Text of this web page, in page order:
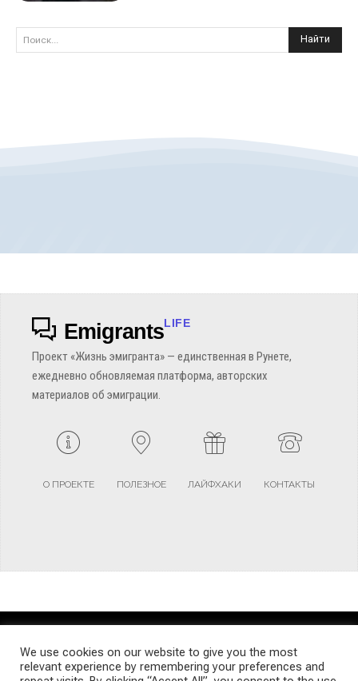
Поиск... Найти
EmigrantsLIFE
Проект «Жизнь эмигранта» — единственная в Рунете,
ежедневно обновляемая платформа, авторских
материалов об эмиграции.
О ПРОЕКТЕ ПОЛЕЗНОЕ ЛАЙФХАКИ КОНТАКТЫ
TERMS AND CONDITIONS PRIVACY POLICY SITEMAP
We use cookies on our website to give you the most
relevant experience by remembering your preferences and